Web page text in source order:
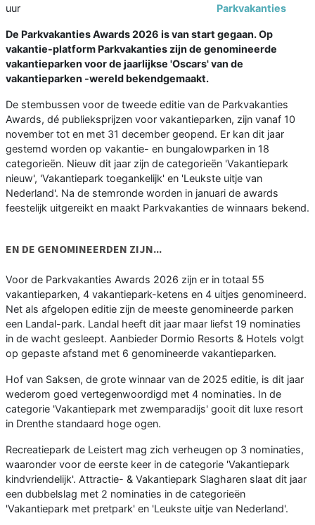
uur
Parkvakanties
De Parkvakanties Awards 2026 is van start gegaan. Op
vakantie-platform Parkvakanties zijn de genomineerde
vakantieparken voor de jaarlijkse 'Oscars' van de
vakantieparken -wereld bekendgemaakt.
De stembussen voor de tweede editie van de Parkvakanties
Awards, dé publieksprijzen voor vakantieparken, zijn vanaf 10
november tot en met 31 december geopend. Er kan dit jaar
gestemd worden op vakantie- en bungalowparken in 18
categorieën. Nieuw dit jaar zijn de categorieën 'Vakantiepark
nieuw', 'Vakantiepark toegankelijk' en 'Leukste uitje van
Nederland'. Na de stemronde worden in januari de awards
feestelijk uitgereikt en maakt Parkvakanties de winnaars bekend.
EN DE GENOMINEERDEN ZIJN...
Voor de Parkvakanties Awards 2026 zijn er in totaal 55
vakantieparken, 4 vakantiepark-ketens en 4 uitjes genomineerd.
Net als afgelopen editie zijn de meeste genomineerde parken
een Landal-park. Landal heeft dit jaar maar liefst 19 nominaties
in de wacht gesleept. Aanbieder Dormio Resorts & Hotels volgt
op gepaste afstand met 6 genomineerde vakantieparken.
Hof van Saksen, de grote winnaar van de 2025 editie, is dit jaar
wederom goed vertegenwoordigd met 4 nominaties. In de
categorie 'Vakantiepark met zwemparadijs' gooit dit luxe resort
in Drenthe standaard hoge ogen.
Recreatiepark de Leistert mag zich verheugen op 3 nominaties,
waaronder voor de eerste keer in de categorie 'Vakantiepark
kindvriendelijk'. Attractie- & Vakantiepark Slagharen slaat dit jaar
een dubbelslag met 2 nominaties in de categorieën
'Vakantiepark met pretpark' en 'Leukste uitje van Nederland'.